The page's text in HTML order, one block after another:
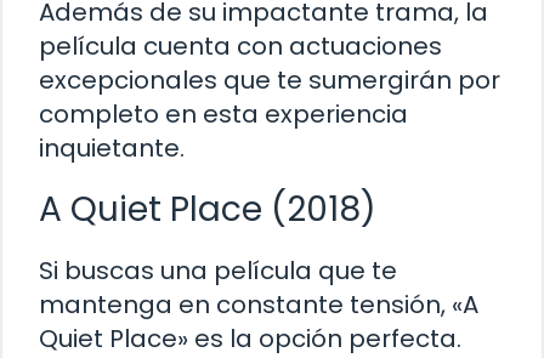
Además de su impactante trama, la
película cuenta con actuaciones
excepcionales que te sumergirán por
completo en esta experiencia
inquietante.
A Quiet Place (2018)
Si buscas una película que te
mantenga en constante tensión, «A
Quiet Place» es la opción perfecta.